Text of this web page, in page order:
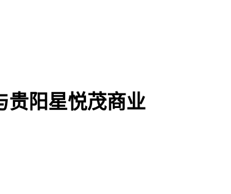
贵阳星悦茂商业